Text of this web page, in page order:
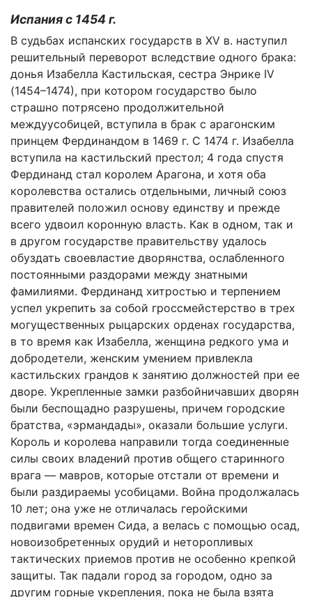
Испания с 1454 г.
В судьбах испанских государств в XV в. наступил
решительный переворот вследствие одного брака:
донья Изабелла Кастильская, сестра Энрике IV
(1454–1474), при котором государство было
страшно потрясено продолжительной
междуусобицей, вступила в брак с арагонским
принцем Фердинандом в 1469 г. С 1474 г. Изабелла
вступила на кастильский престол; 4 года спустя
Фердинанд стал королем Арагона, и хотя оба
королевства остались отдельными, личный союз
правителей положил основу единству и прежде
всего удвоил коронную власть. Как в одном, так и
в другом государстве правительству удалось
обуздать своевластие дворянства, ослабленного
постоянными раздорами между знатными
фамилиями. Фердинанд хитростью и терпением
успел укрепить за собой гроссмейстерство в трех
могущественных рыцарских орденах государства,
в то время как Изабелла, женщина редкого ума и
добродетели, женским умением привлекла
кастильских грандов к занятию должностей при ее
дворе. Укрепленные замки разбойничавших дворян
были беспощадно разрушены, причем городские
братства, «эрмандады», оказали большие услуги.
Король и королева направили тогда соединенные
силы своих владений против общего старинного
врага — мавров, которые отстали от времени и
были раздираемы усобицами. Война продолжалась
10 лет; она уже не отличалась геройскими
подвигами времен Сида, а велась с помощью осад,
новоизобретенных орудий и неторопливых
тактических приемов против не особенно крепкой
защиты. Так падали город за городом, одно за
другим горные укрепления, пока не была взята